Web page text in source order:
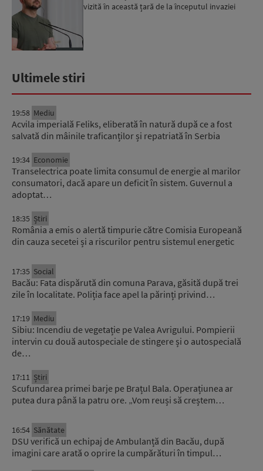
vizită în această țară de la începutul invaziei
Ultimele stiri
19:58 Mediu
Acvila imperială Feliks, eliberată în natură după ce a fost
salvată din mâinile traficanților și repatriată în Serbia
19:34 Economie
Transelectrica poate limita consumul de energie al marilor
consumatori, dacă apare un deficit în sistem. Guvernul a
adoptat…
18:35 Știri
România a emis o alertă timpurie către Comisia Europeană
din cauza secetei și a riscurilor pentru sistemul energetic
17:35 Social
Bacău: Fata dispărută din comuna Parava, găsită după trei
zile în localitate. Poliția face apel la părinți privind…
17:19 Mediu
Sibiu: Incendiu de vegetație pe Valea Avrigului. Pompierii
intervin cu două autospeciale de stingere și o autospecială
de…
17:11 Știri
Scufundarea primei barje pe Brațul Bala. Operațiunea ar
putea dura până la patru ore. „Vom reuși să creștem…
16:54 Sănătate
DSU verifică un echipaj de Ambulanță din Bacău, după
imagini care arată o oprire la cumpărături în timpul…